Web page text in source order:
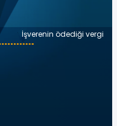
İşverenin ödediği vergi